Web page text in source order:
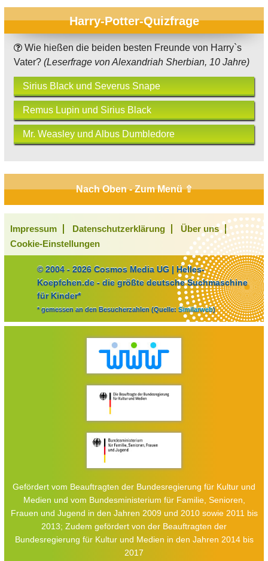
Harry-Potter-Quizfrage
Wie hießen die beiden besten Freunde von Harry`s
Vater? (Leserfrage von Alexandriah Sherbian, 10 Jahre)
Sirius Black und Severus Snape
Remus Lupin und Sirius Black
Mr. Weasley und Albus Dumbledore
Nach Oben - Zum Menü ⇧
Impressum Datenschutzerklärung
Über uns
Cookie-Einstellungen
© 2004 - 2026 Cosmos Media UG | Helles-
Koepfchen.de - die größte deutsche Suchmaschine
für Kinder*
* gemessen an den Besucherzahlen (Quelle: Similarweb)
Gefördert vom Beauftragten der Bundesregierung für Kultur und
Medien und vom Bundesministerium für Familie, Senioren,
Frauen und Jugend in den Jahren 2009 und 2010 sowie 2011 bis
2013; Zudem gefördert von der Beauftragten der
Bundesregierung für Kultur und Medien in den Jahren 2014 bis
2017